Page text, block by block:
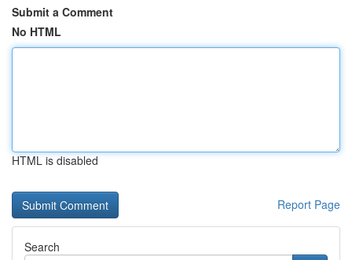
Submit a Comment
No HTML
HTML is disabled
Report Page
Search